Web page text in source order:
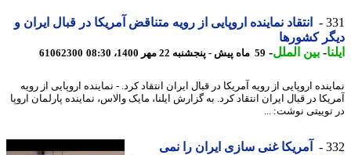
انتقاد نماینده اروپایی از رویه متناقض آمریکا در قبال ایران و
کشورها
-بین الملل-59 ماه پیش - پنجشنبه 22 مهر 1400، 08:30 61062300
اروپایی از رویه آمریکا در قبال ایران انتقاد کرد. - نماینده اروپایی از رویه
در قبال ایران انتقاد کرد. به گزارش ایلنا، مایک والاس، نماینده پارلمان اروپا
نوشت: ...
آمریکا غنی سازی ایران را نمی